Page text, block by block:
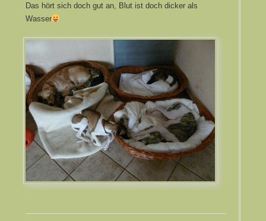
Das hört sich doch gut an, Blut ist doch dicker als
Wasser